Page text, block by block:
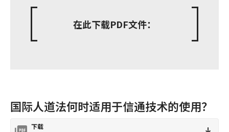
在此下载PDF文件：
国际人道法何时适用于信通技术的使用？
下载